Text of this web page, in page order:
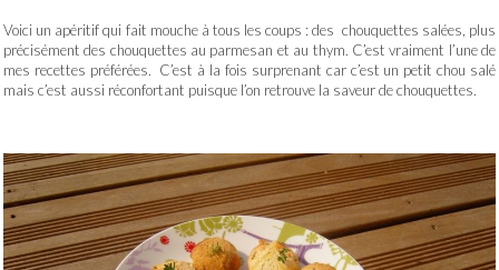
Voici un apéritif qui fait mouche à tous les coups : des chouquettes salées, plus
précisément des chouquettes au parmesan et au thym. C’est vraiment l’une de
mes recettes préférées. C’est à la fois surprenant car c’est un petit chou salé
mais c’est aussi réconfortant puisque l’on retrouve la saveur de chouquettes.